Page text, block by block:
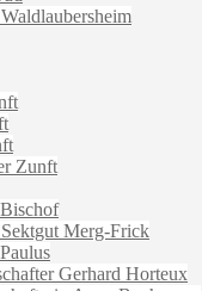
Zunft
Merg-Frick
Gerhard Horteux